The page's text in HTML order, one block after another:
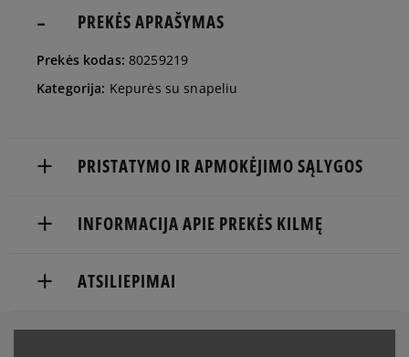
M/L Pranešti man
PREKĖS APRAŠYMAS
Prekės kodas: 80259219
Kategorija: Kepurės su snapeliu
PRISTATYMO IR APMOKĖJIMO SĄLYGOS
Pristatymas:
INFORMACIJA APIE PREKĖS KILMĘ
Lichtstr. 25ATSILIEPIMAI